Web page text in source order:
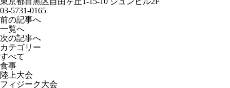
03-5731-0165
前の記事へ
一覧へ
次の記事へ
カテゴリー
すべて
食事
陸上大会
フィジーク大会